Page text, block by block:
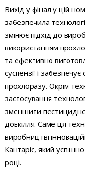
Вихід у фінал у цій
забезпечила
змінює підхід до
використанням
та ефективно
суспензії і
прохлоразу. Окрім
застосування
зменшити
довкілля. Саме ця
виробництві
Кантаріс, який
році.